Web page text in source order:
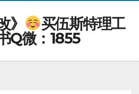
》
买伍斯特理工
Q微：1855